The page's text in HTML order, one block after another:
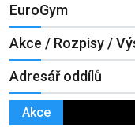
EuroGym
Akce / Rozpisy /
Adresář oddílů
Akce